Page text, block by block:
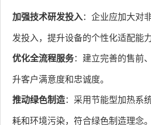
加强技术研发投入：企业应加大对
发投入，提升设备的个性化适配能
优化全流程服务：建立完善的售前
升客户满意度和忠诚度。
推动绿色制造：采用节能型加热系
耗和环境污染，符合绿色制造理念。